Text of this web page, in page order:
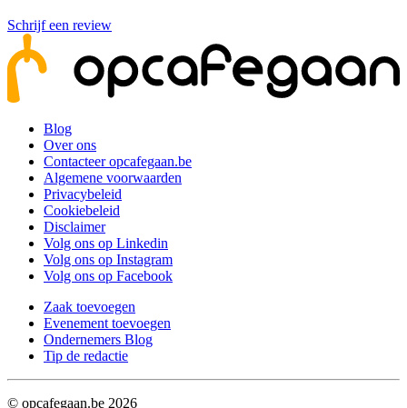
Schrijf een review
Blog
Over ons
Contacteer opcafegaan.be
Algemene voorwaarden
Privacybeleid
Cookiebeleid
Disclaimer
Volg ons op Linkedin
Volg ons op Instagram
Volg ons op Facebook
Zaak toevoegen
Evenement toevoegen
Ondernemers Blog
Tip de redactie
© opcafegaan.be 2026